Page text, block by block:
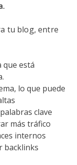
tu blog, entre
que está
lo que puede
clave
más tráfico
internos
backlinks